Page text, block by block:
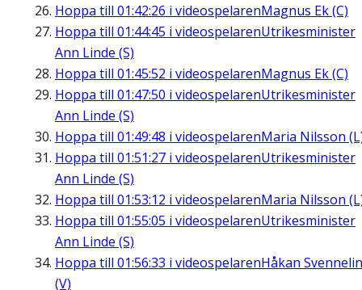
Hoppa till 01:42:26 i videospelarenMagnus Ek (C)
Hoppa till 01:44:45 i videospelarenUtrikesminister
Ann Linde (S)
Hoppa till 01:45:52 i videospelarenMagnus Ek (C)
Hoppa till 01:47:50 i videospelarenUtrikesminister
Ann Linde (S)
Hoppa till 01:49:48 i videospelarenMaria Nilsson
Hoppa till 01:51:27 i videospelarenUtrikesminister
Ann Linde (S)
Hoppa till 01:53:12 i videospelarenMaria Nilsson
Hoppa till 01:55:05 i videospelarenUtrikesminister
Ann Linde (S)
Hoppa till 01:56:33 i videospelarenHåkan
(V)